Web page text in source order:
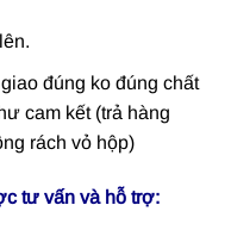
đúng ko đúng chất
cam kết (trả hàng
rách vỏ hộp)
tư vấn và hỗ trợ: